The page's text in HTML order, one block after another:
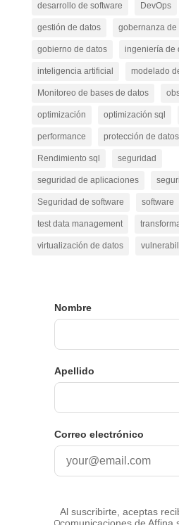
desarrollo de software DevOps
gestión de datos gobernanza de
gobierno de datos ingeniería de
inteligencia artificial modelado
Monitoreo de bases de datos
optimización optimización sql
performance protección de datos
Rendimiento sql seguridad
seguridad de aplicaciones
Seguridad de software software
test data management
virtualización de datos